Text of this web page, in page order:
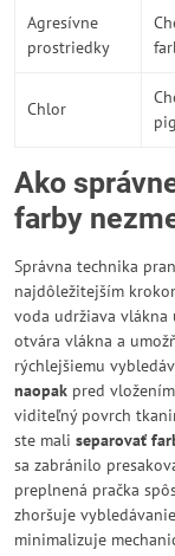
Agresívne
prostriedky
Chlor
Ako
farby
Správna technika
najdôležitejším
voda udržiava vlákna
otvára vlákna a
rýchlejšiemu
naopak pred
viditeľný povrch
ste mali separovať
sa zabránilo
preplnená pračka
zhoršuje
minimalizuje